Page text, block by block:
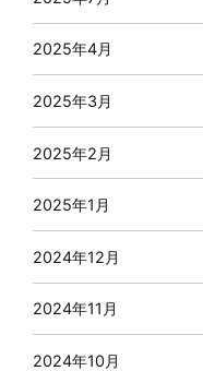
2025年4月
2025年3月
2025年2月
2025年1月
2024年12月
2024年11月
2024年10月